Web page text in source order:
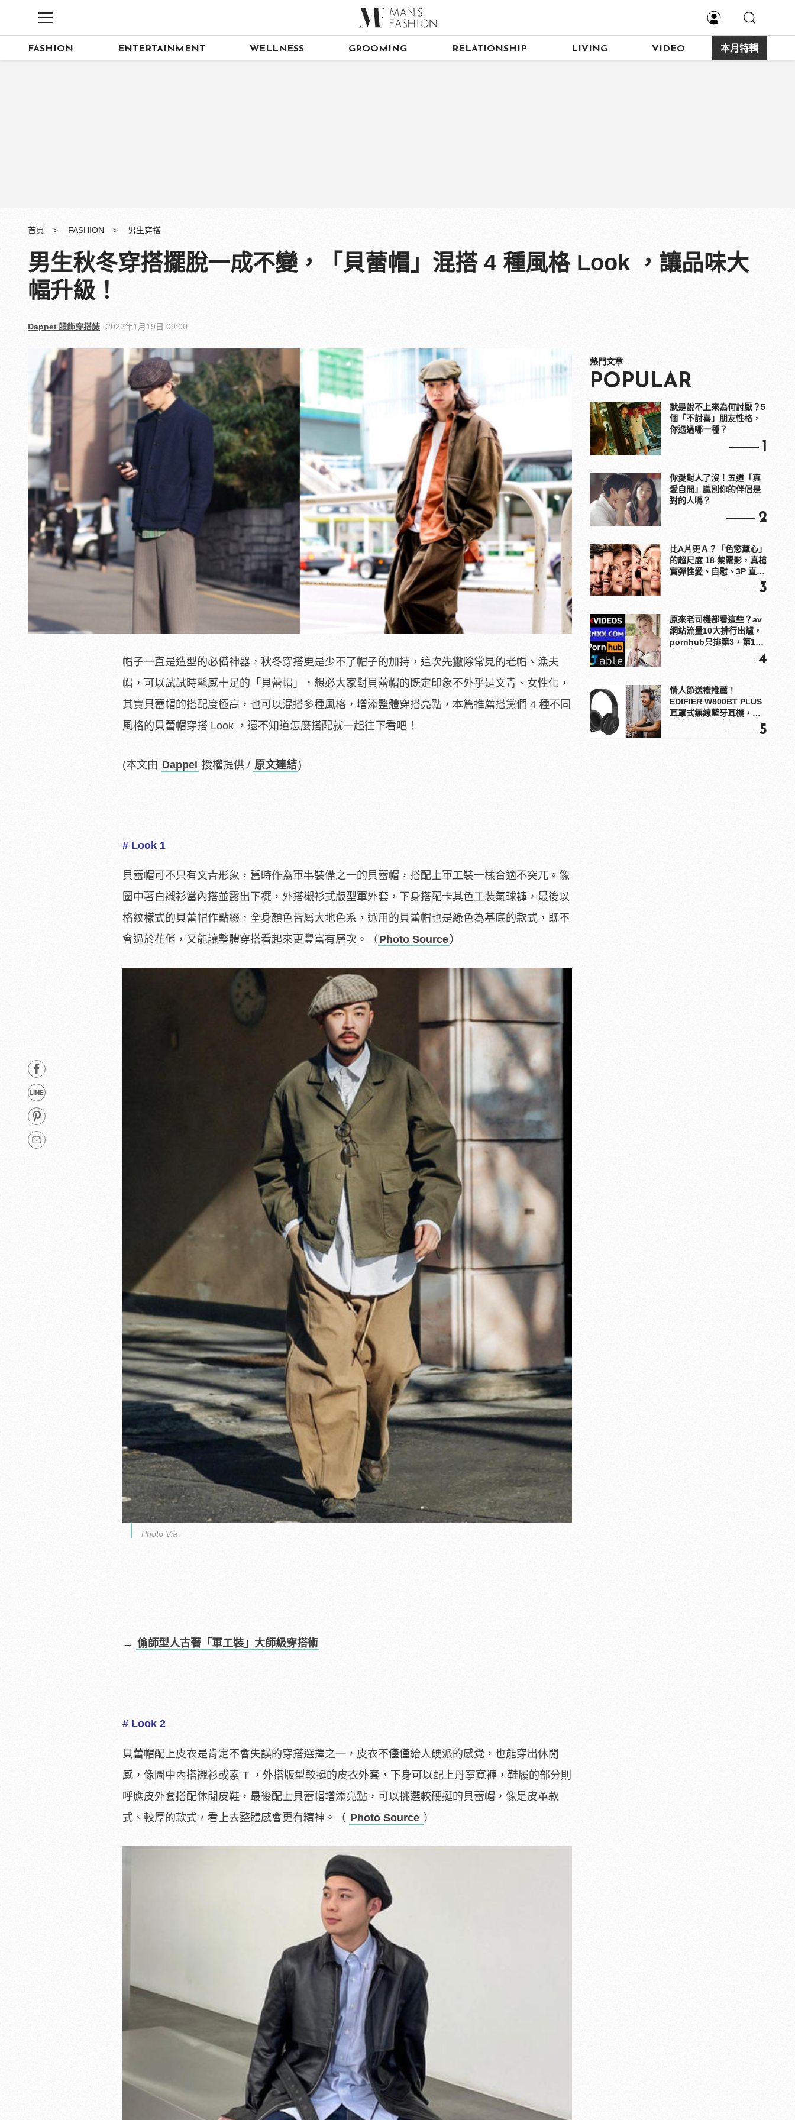
FASHION ENTERTAINMENT WELLNESS GROOMING RELATIONSHIP LIVING VIDEO 本月特輯
首頁 FASHION 男生穿搭
男生秋冬穿搭擺脫一成不變，「貝蕾帽」混搭 4 種風格 Look ，讓品味大
幅升級！
Dappei 服飾穿搭誌 2022年1月19日 09:00
帽子一直是造型的必備神器，秋冬穿搭更是少不了帽子的加持，這次先撇除常見的老帽、漁夫
帽，可以試試時髦感十足的「貝蕾帽」，想必大家對貝蕾帽的既定印象不外乎是文青、女性化，
其實貝蕾帽的搭配度極高，也可以混搭多種風格，增添整體穿搭亮點，本篇推薦搭黨們 4 種不同
風格的貝蕾帽穿搭 Look ，還不知道怎麼搭配就一起往下看吧！
(本文由 Dappei 授權提供 / 原文連結)
# Look 1
貝蕾帽可不只有文青形象，舊時作為軍事裝備之一的貝蕾帽，搭配上軍工裝一樣合適不突兀。像
圖中著白襯衫當內搭並露出下襬，外搭襯衫式版型軍外套，下身搭配卡其色工裝氣球褲，最後以
格紋樣式的貝蕾帽作點綴，全身顏色皆屬大地色系，選用的貝蕾帽也是綠色為基底的款式，既不
會過於花俏，又能讓整體穿搭看起來更豐富有層次。（ Photo Source）
Photo Via
→ 偷師型人古著「軍工裝」大師級穿搭術
# Look 2
貝蕾帽配上皮衣是肯定不會失誤的穿搭選擇之一，皮衣不僅僅給人硬派的感覺，也能穿出休閒
感，像圖中內搭襯衫或素 T ，外搭版型較挺的皮衣外套，下身可以配上丹寧寬褲，鞋履的部分則
呼應皮外套搭配休閒皮鞋，最後配上貝蕾帽增添亮點，可以挑選較硬挺的貝蕾帽，像是皮革款
式、較厚的款式，看上去整體感會更有精神。（ Photo Source ）
熱門文章
POPULAR
就是說不上來為何討厭？5
個「不討喜」朋友性格，
你遇過哪一種？
1
你愛對人了沒！五道「真
愛自問」識別你的伴侶是
對的人嗎？
2
比A片更Ａ？「色慾薰心」
的超尺度 18 禁電影，真槍
實彈性愛、自慰、3P 直接
3
原來老司機都看這些？av
網站流量10大排行出爐，
pornhub只排第3，第1名
4
情人節送禮推薦！
EDIFIER W800BT PLUS
耳罩式無線藍牙耳機，在
5